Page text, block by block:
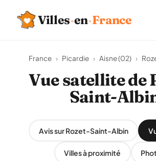
Villes·en·France
France › Picardie › Aisne (02) ›
Vue satellite de
Saint-
Avis sur Rozet-Saint-Albin
Villes à proximité